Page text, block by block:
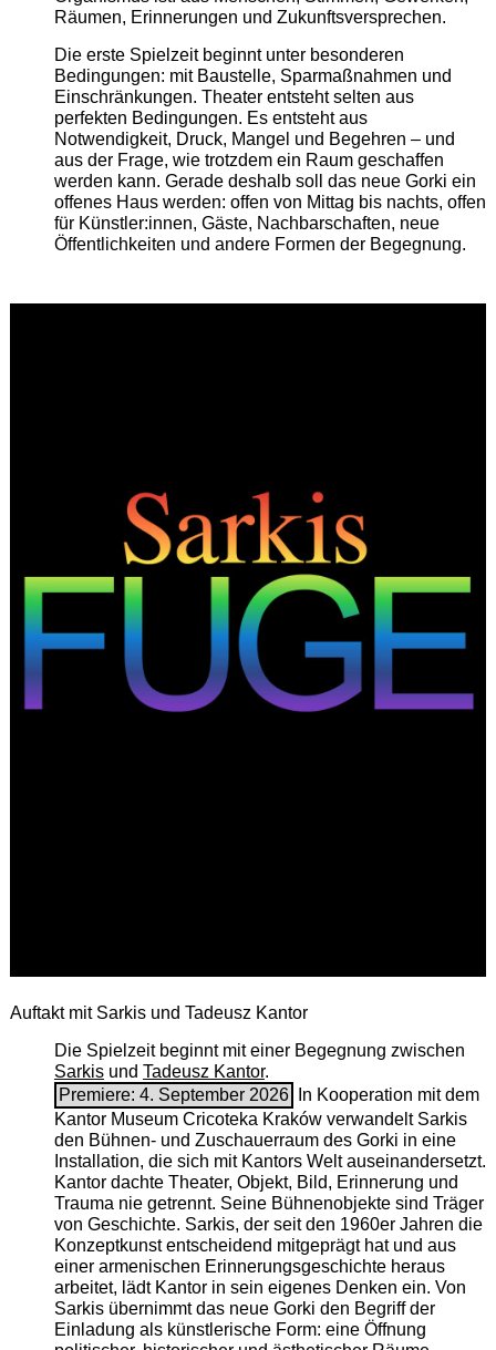
Räumen, Erinnerungen und Zukunftsversprechen.
Die erste Spielzeit beginnt unter besonderen
Bedingungen: mit Baustelle, Sparmaßnahmen und
Einschränkungen. Theater entsteht selten aus
perfekten Bedingungen. Es entsteht aus
Notwendigkeit, Druck, Mangel und Begehren – und
aus der Frage, wie trotzdem ein Raum geschaffen
werden kann. Gerade deshalb soll das neue Gorki ein
offenes Haus werden: offen von Mittag bis nachts, offen
für Künstler:innen, Gäste, Nachbarschaften, neue
Öffentlichkeiten und andere Formen der Begegnung.
Auftakt mit Sarkis und Tadeusz Kantor
Die Spielzeit beginnt mit einer Begegnung zwischen
Sarkisund Tadeusz Kantor.
Premiere: 4. September 2026
In Kooperation mit dem
Kantor Museum Cricoteka Kraków verwandelt Sarkis
den Bühnen- und Zuschauerraum des Gorki in eine
Installation, die sich mit Kantors Welt auseinandersetzt.
Kantor dachte Theater, Objekt, Bild, Erinnerung und
Trauma nie getrennt. Seine Bühnenobjekte sind Träger
von Geschichte. Sarkis, der seit den 1960er Jahren die
Konzeptkunst entscheidend mitgeprägt hat und aus
einer armenischen ­Erinnerungsgeschichte heraus
arbeitet, lädt Kantor in sein eigenes Denken ein. Von
Sarkis übernimmt das neue Gorki den Begriff der
Einladung als künstlerische Form: eine Öffnung